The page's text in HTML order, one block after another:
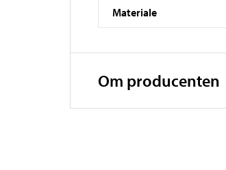
Materiale
Om producenten